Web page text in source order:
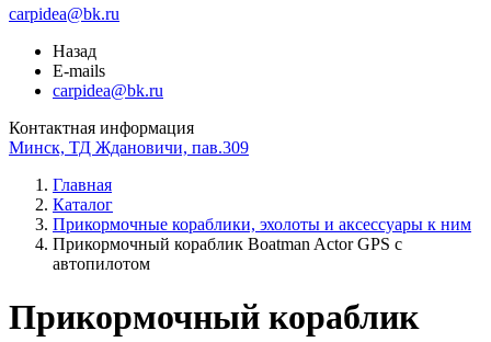
carpidea@bk.ru
Назад
E-mails
carpidea@bk.ru
Контактная информация
Минск, ТД Ждановичи, пав.309
Главная
Каталог
Прикормочные кораблики, эхолоты и аксессуары к ним
Прикормочный кораблик Boatman Actor GPS с
автопилотом
Прикормочный кораблик